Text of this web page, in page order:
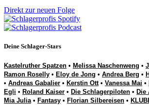
Direkt zur neuen Folge
Deine Schlager-Stars
Kastelruther Spatzen • Melissa Naschenweng •
Ramon Roselly • Eloy de Jong • Andrea Berg •
• Andreas Gabalier • Kerstin Ott• Vanessa Mai •
Egli • Roland Kaiser • Die Schlagerpiloten • Die
Mia Julia• Fantasy • Florian Silbereisen •